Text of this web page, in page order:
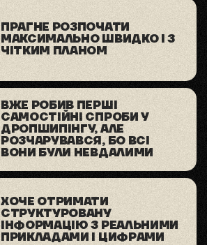
ПРАГНЕ РОЗПОЧАТИ
МАКСИМАЛЬНО ШВИДКО І З
ЧІТКИМ ПЛАНОМ
ВЖЕ РОБИВ ПЕРШІ
САМОСТІЙНІ СПРОБИ У
ДРОПШИПІНГУ, АЛЕ
РОЗЧАРУВАВСЯ, БО ВСІ
ВОНИ БУЛИ НЕВДАЛИМИ
ХОЧЕ ОТРИМАТИ
СТРУКТУРОВАНУ
ІНФОРМАЦІЮ З РЕАЛЬНИМИ
ПРИКЛАДАМИ І ЦИФРАМИ